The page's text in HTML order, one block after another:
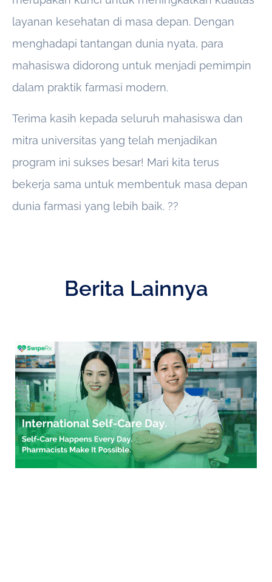
layanan kesehatan di masa depan. Dengan
menghadapi tantangan dunia nyata, para
mahasiswa didorong untuk menjadi pemimpin
dalam praktik farmasi modern.
Terima kasih kepada seluruh mahasiswa dan
mitra universitas yang telah menjadikan
program ini sukses besar! Mari kita terus
bekerja sama untuk membentuk masa depan
dunia farmasi yang lebih baik. ??
Berita Lainnya